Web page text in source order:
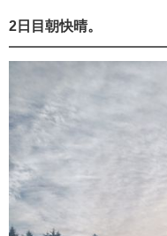
2日目朝快晴。